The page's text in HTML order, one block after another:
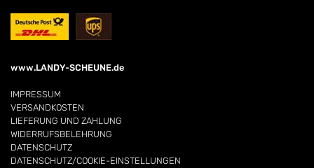
www.LANDY-SCHEUNE.de
IMPRESSUM
VERSANDKOSTEN
LIEFERUNG UND ZAHLUNG
WIDERRUFSBELEHRUNG
DATENSCHUTZ
DATENSCHUTZ/COOKIE-EINSTELLUNGEN